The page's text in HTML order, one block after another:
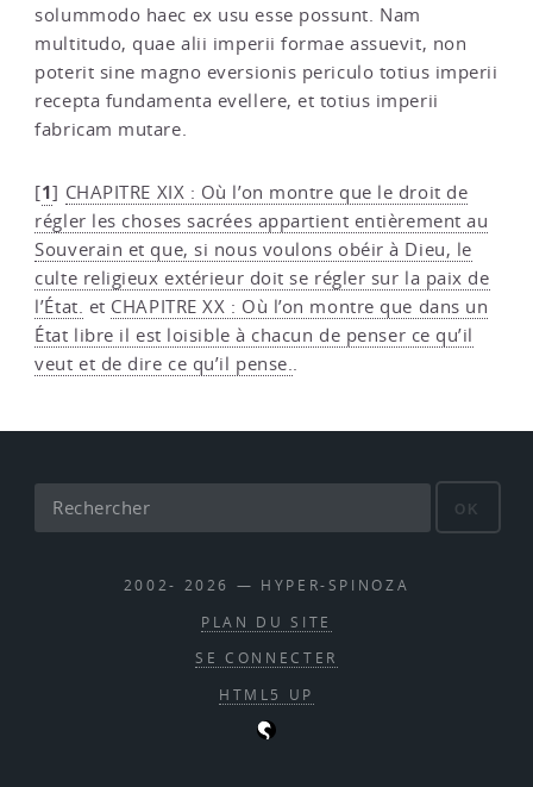
solummodo haec ex usu esse possunt. Nam
multitudo, quae alii imperii formae assuevit, non
poterit sine magno eversionis periculo totius imperii
recepta fundamenta evellere, et totius imperii
fabricam mutare.
[1] CHAPITRE XIX : Où l’on montre que le droit de
régler les choses sacrées appartient entièrement au
Souverain et que, si nous voulons obéir à Dieu, le
culte religieux extérieur doit se régler sur la paix de
l’État. et CHAPITRE XX : Où l’on montre que dans un
État libre il est loisible à chacun de penser ce qu’il
veut et de dire ce qu’il pense..
OK
2002- 2026 — HYPER-SPINOZA
PLAN DU SITE
SE CONNECTER
HTML5 UP